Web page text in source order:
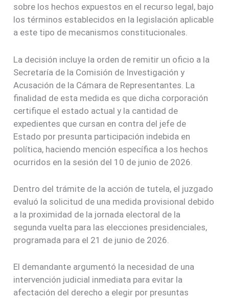
sobre los hechos expuestos en el recurso legal, bajo
los términos establecidos en la legislación aplicable
a este tipo de mecanismos constitucionales.
La decisión incluye la orden de remitir un oficio a la
Secretaría de la Comisión de Investigación y
Acusación de la Cámara de Representantes. La
finalidad de esta medida es que dicha corporación
certifique el estado actual y la cantidad de
expedientes que cursan en contra del jefe de
Estado por presunta participación indebida en
política, haciendo mención específica a los hechos
ocurridos en la sesión del 10 de junio de 2026.
Dentro del trámite de la acción de tutela, el juzgado
evaluó la solicitud de una medida provisional debido
a la proximidad de la jornada electoral de la
segunda vuelta para las elecciones presidenciales,
programada para el 21 de junio de 2026.
El demandante argumentó la necesidad de una
intervención judicial inmediata para evitar la
afectación del derecho a elegir por presuntas